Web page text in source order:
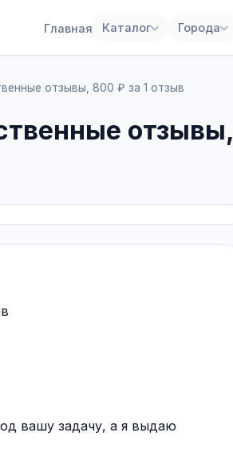
Главная Каталог Города
отзывы, 800 ₽ за 1 отзыв
отзывы,
вашу задачу, а я выдаю